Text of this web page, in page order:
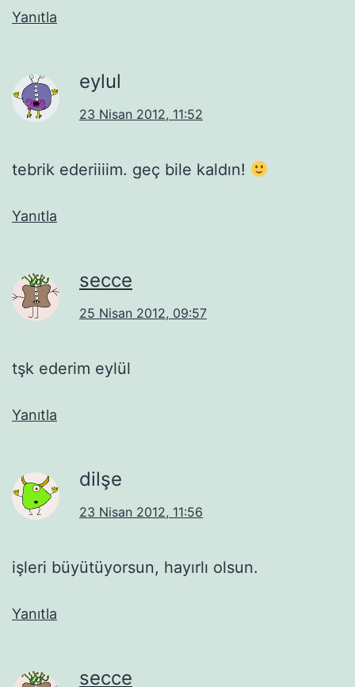
Yanıtla
eylul
23 Nisan 2012, 11:52
tebrik ederiiiim. geç bile kaldın!
Yanıtla
secce
25 Nisan 2012, 09:57
tşk ederim eylül
Yanıtla
dilşe
23 Nisan 2012, 11:56
işleri büyütüyorsun, hayırlı olsun.
Yanıtla
secce